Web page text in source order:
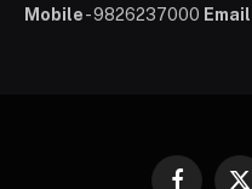
Mobile- 9826237000 Email